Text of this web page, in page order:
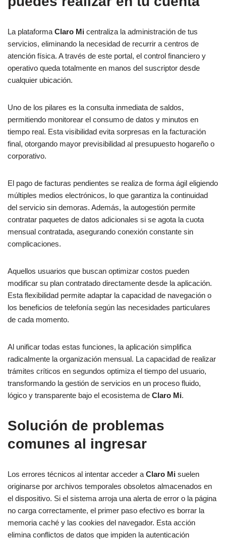
La plataforma Claro Mi centraliza la administración de tus
servicios, eliminando la necesidad de recurrir a centros de
atención física. A través de este portal, el control financiero y
operativo queda totalmente en manos del suscriptor desde
cualquier ubicación.
Uno de los pilares es la consulta inmediata de saldos,
permitiendo monitorear el consumo de datos y minutos en
tiempo real. Esta visibilidad evita sorpresas en la facturación
final, otorgando mayor previsibilidad al presupuesto hogareño o
corporativo.
El pago de facturas pendientes se realiza de forma ágil eligiendo
múltiples medios electrónicos, lo que garantiza la continuidad
del servicio sin demoras. Además, la autogestión permite
contratar paquetes de datos adicionales si se agota la cuota
mensual contratada, asegurando conexión constante sin
complicaciones.
Aquellos usuarios que buscan optimizar costos pueden
modificar su plan contratado directamente desde la aplicación.
Esta flexibilidad permite adaptar la capacidad de navegación o
los beneficios de telefonía según las necesidades particulares
de cada momento.
Al unificar todas estas funciones, la aplicación simplifica
radicalmente la organización mensual. La capacidad de realizar
trámites críticos en segundos optimiza el tiempo del usuario,
transformando la gestión de servicios en un proceso fluido,
lógico y transparente bajo el ecosistema de Claro Mi.
Solución de problemas
comunes al ingresar
Los errores técnicos al intentar acceder a Claro Mi suelen
originarse por archivos temporales obsoletos almacenados en
el dispositivo. Si el sistema arroja una alerta de error o la página
no carga correctamente, el primer paso efectivo es borrar la
memoria caché y las cookies del navegador. Esta acción
elimina conflictos de datos que impiden la autenticación